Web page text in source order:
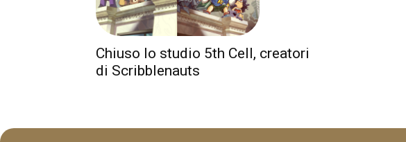
Chiuso lo studio 5th Cell, creatori
di Scribblenauts